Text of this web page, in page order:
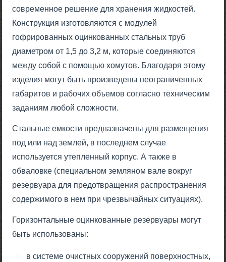
современное решение для хранения жидкостей.
Конструкция изготовляются с модулей
гофрированных оцинкованных стальных труб
диаметром от 1,5 до 3,2 м, которые соединяются
между собой с помощью хомутов. Благодаря этому
изделия могут быть произведены неограниченных
габаритов и рабочих объемов согласно техническим
заданиям любой сложности.
Стальные емкости предназначены для размещения
под или над землей, в последнем случае
используется утепленный корпус. А также в
обваловке (специальном земляном вале вокруг
резервуара для предотвращения распространения
содержимого в нем при чрезвычайных ситуациях).
Горизонтальные оцинкованные резервуары могут
быть использованы:
в системе очистных сооружений поверхностных,